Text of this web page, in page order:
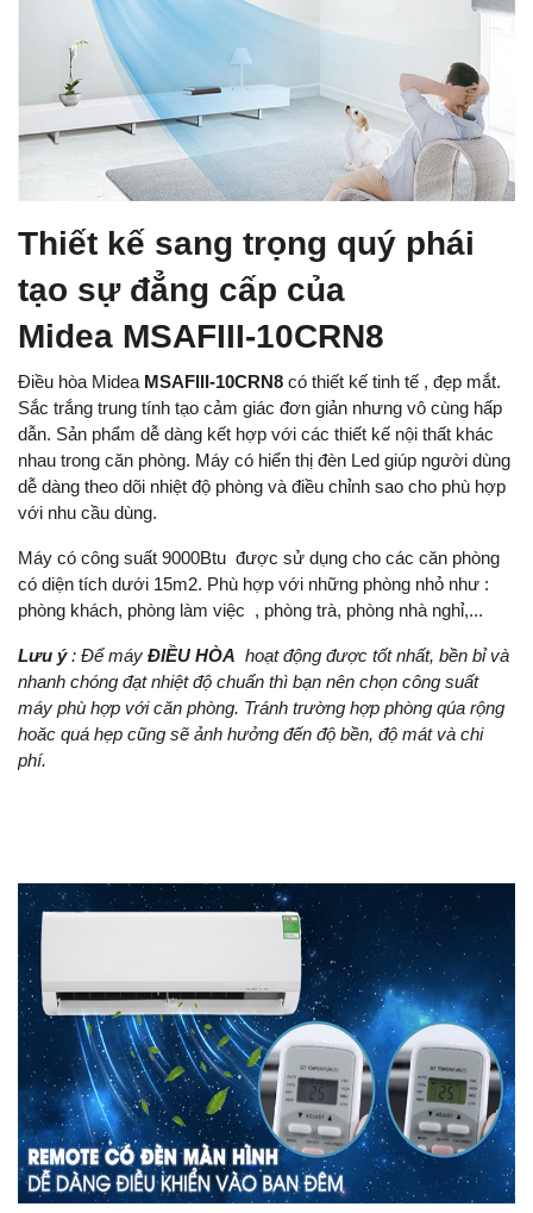
Thiết kế sang trọng quý phái
tạo sự đẳng cấp của
Midea MSAFIII-10CRN8
Điều hòa Midea MSAFIII-10CRN8 có thiết kế tinh tế , đẹp mắt.
Sắc trắng trung tính tạo cảm giác đơn giản nhưng vô cùng hấp
dẫn. Sản phẩm dễ dàng kết hợp với các thiết kế nội thất khác
nhau trong căn phòng. Máy có hiển thị đèn Led giúp người dùng
dễ dàng theo dõi nhiệt độ phòng và điều chỉnh sao cho phù hợp
với nhu cầu dùng.
Máy có công suất 9000Btu được sử dụng cho các căn phòng
có diện tích dưới 15m2. Phù hợp với những phòng nhỏ như :
phòng khách, phòng làm việc , phòng trà, phòng nhà nghỉ,...
Lưu ý: Để máy ĐIỀU HÒA hoạt động được tốt nhất, bền bỉ và
nhanh chóng đạt nhiệt độ chuẩn thì bạn nên chọn công suất
máy phù hợp với căn phòng. Tránh trường hợp phòng qúa rộng
hoăc quá hẹp cũng sẽ ảnh hưởng đến độ bền, độ mát và chi
phí.